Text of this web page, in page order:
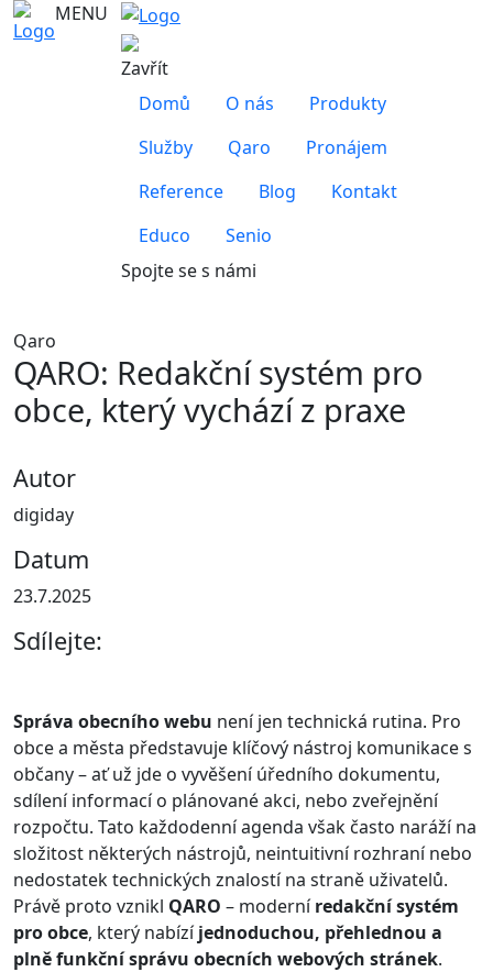
MENU
Zavřít
Domů
O nás
Produkty
Služby
Qaro
Pronájem
Reference
Blog
Kontakt
Educo
Senio
Spojte se s námi
Qaro
QARO: Redakční systém pro
obce, který vychází z praxe
Autor
digiday
Datum
23.7.2025
Sdílejte:
Správa obecního webu není jen technická rutina. Pro
obce a města představuje klíčový nástroj komunikace s
občany – ať už jde o vyvěšení úředního dokumentu,
sdílení informací o plánované akci, nebo zveřejnění
rozpočtu. Tato každodenní agenda však často naráží na
složitost některých nástrojů, neintuitivní rozhraní nebo
nedostatek technických znalostí na straně uživatelů.
Právě proto vznikl QARO – moderníredakční systém
pro obce, který nabízíjednoduchou, přehlednou a
plně funkční správu obecních webových stránek.